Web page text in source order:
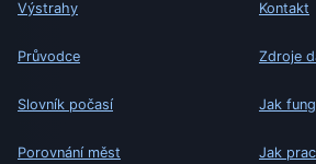
Výstrahy
Průvodce
Slovník počasí
Porovnání měst
Kontakt
Zdroje
Jak
Jak